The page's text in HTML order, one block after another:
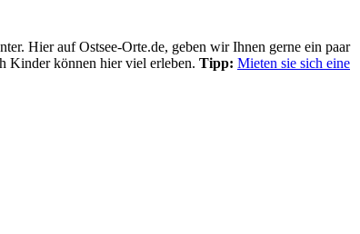
Hier auf Ostsee-Orte.de, geben wir Ihnen gerne ein paar
Kinder können hier viel erleben. Tipp: Mieten sie sich eine